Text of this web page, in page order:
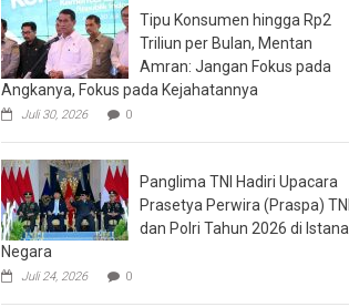
Tipu Konsumen hingga Rp2
Triliun per Bulan, Mentan
Amran: Jangan Fokus pada
Angkanya, Fokus pada Kejahatannya
Juli 30, 2026 0
Panglima TNI Hadiri Upacara
Prasetya Perwira (Praspa) TNI
dan Polri Tahun 2026 di Istana
Negara
Juli 24, 2026 0